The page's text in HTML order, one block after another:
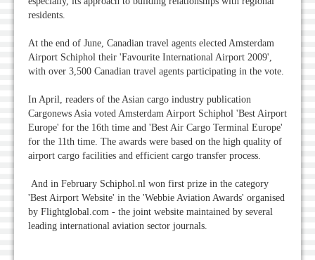
residents.
At the end of June, Canadian travel agents elected Amsterdam
Airport Schiphol their 'Favourite International Airport 2009',
with over 3,500 Canadian travel agents participating in the vote.
In April, readers of the Asian cargo industry publication
Cargonews Asia voted Amsterdam Airport Schiphol 'Best Airport
Europe' for the 16th time and 'Best Air Cargo Terminal Europe'
for the 11th time. The awards were based on the high quality of
airport cargo facilities and efficient cargo transfer process.
And in February Schiphol.nl won first prize in the category
'Best Airport Website' in the 'Webbie Aviation Awards' organised
by Flightglobal.com - the joint website maintained by several
leading international aviation sector journals.